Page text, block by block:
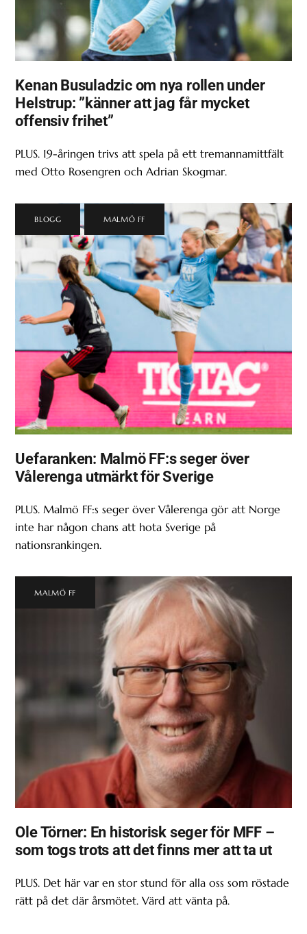
Kenan Busuladzic om nya rollen under
Helstrup: ”känner att jag får mycket
offensiv frihet”
PLUS. 19-åringen trivs att spela på ett tremannamittfält
med Otto Rosengren och Adrian Skogmar.
BLOGG MALMÖ FF
Uefaranken: Malmö FF:s seger över
Vålerenga utmärkt för Sverige
PLUS. Malmö FF:s seger över Vålerenga gör att Norge
inte har någon chans att hota Sverige på
nationsrankingen.
MALMÖ FF
Ole Törner: En historisk seger för MFF –
som togs trots att det finns mer att ta ut
PLUS. Det här var en stor stund för alla oss som röstade
rätt på det där årsmötet. Värd att vänta på.